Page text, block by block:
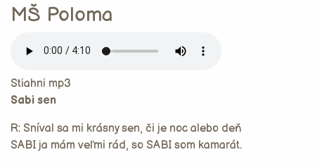
MŠ Poloma
Stiahni mp3
Sabi sen
R: Sníval sa mi krásny sen, či je noc alebo deň
SABI ja mám veľmi rád, so SABI som kamarát.